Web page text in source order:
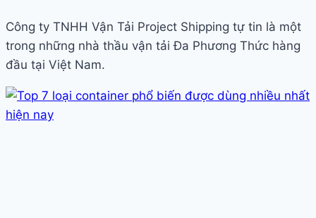
Công ty TNHH Vận Tải Project Shipping tự tin là một
trong những nhà thầu vận tải Đa Phương Thức hàng
đầu tại Việt Nam.